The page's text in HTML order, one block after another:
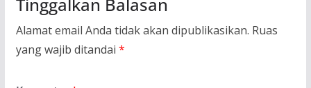
Tinggalkan Balasan
Alamat email Anda tidak akan dipublikasikan. Ruas
yang wajib ditandai *